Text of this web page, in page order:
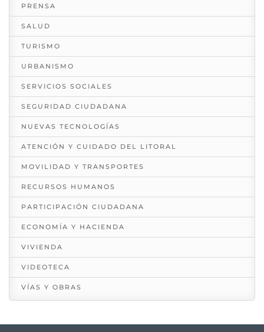
PRENSA
SALUD
TURISMO
URBANISMO
SERVICIOS SOCIALES
SEGURIDAD CIUDADANA
NUEVAS TECNOLOGÍAS
ATENCIÓN Y CUIDADO DEL LITORAL
MOVILIDAD Y TRANSPORTES
RECURSOS HUMANOS
PARTICIPACIÓN CIUDADANA
ECONOMÍA Y HACIENDA
VIVIENDA
VIDEOTECA
VÍAS Y OBRAS